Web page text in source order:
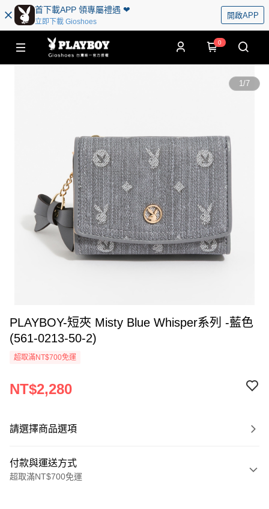
首下載APP 領專屬禮遇 ❤︎
立即下載 Gioshoes
開啟APP
0
1/7
PLAYBOY-短夾 Misty Blue Whisper系列 -藍色
(561-0213-50-2)
超取滿NT$700免運
NT$2,280
請選擇商品選項
付款與運送方式
超取滿NT$700免運